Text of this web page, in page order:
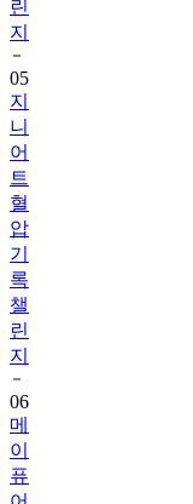
05
지
니
어
트
혈
압
기
록
챌
린
지
06
메
이
퓨
어
걸